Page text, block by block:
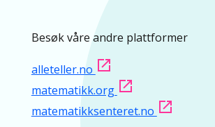
Besøk våre andre plattformer
alleteller.no
matematikk.org
matematikksenteret.no